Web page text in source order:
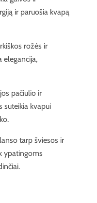
ir paruošia kvapą
rožės ir
elegancija,
pačiulio ir
suteikia kvapui
tarp šviesos ir
ypatingoms